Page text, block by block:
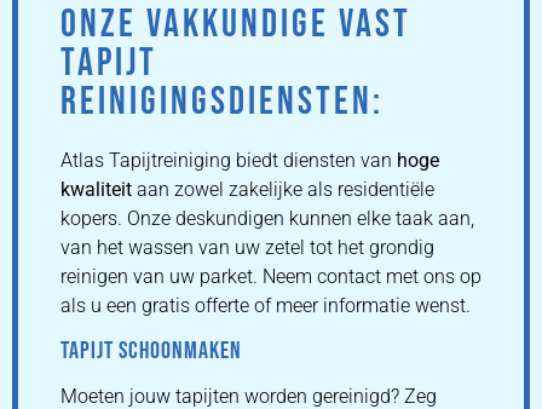
ONZE VAKKUNDIGE VAST
TAPIJT
REINIGINGSDIENSTEN:
Atlas Tapijtreiniging biedt diensten van hoge
kwaliteit aan zowel zakelijke als residentiële
kopers. Onze deskundigen kunnen elke taak aan,
van het wassen van uw zetel tot het grondig
reinigen van uw parket. Neem contact met ons op
als u een gratis offerte of meer informatie wenst.
TAPIJT SCHOONMAKEN
Moeten jouw tapijten worden gereinigd? Zeg